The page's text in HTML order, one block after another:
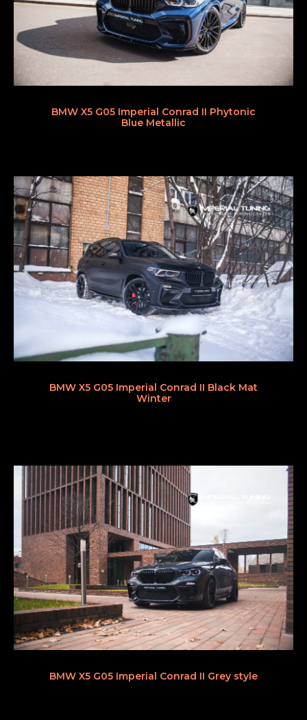
BMW X5 G05 Imperial Conrad II Phytonic
Blue Metallic
BMW X5 G05 Imperial Conrad II Black Mat
Winter
BMW X5 G05 Imperial Conrad II Grey style